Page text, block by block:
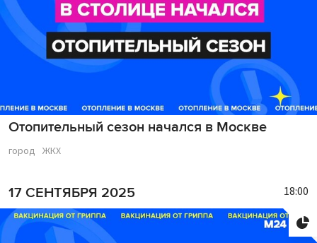
Отопительный сезон начался в Москве
город ЖКХ
17 СЕНТЯБРЯ 2025 18:00